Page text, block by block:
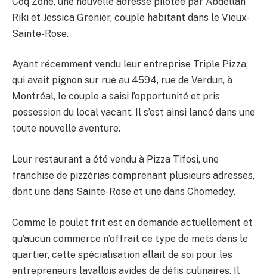
Riki et Jessica Grenier, couple habitant dans le Vieux-
Sainte-Rose.
Ayant récemment vendu leur entreprise Triple Pizza,
qui avait pignon sur rue au 4594, rue de Verdun, à
Montréal, le couple a saisi l’opportunité et pris
possession du local vacant. Il s’est ainsi lancé dans une
toute nouvelle aventure.
Leur restaurant a été vendu à Pizza Tifosi, une
franchise de pizzérias comprenant plusieurs adresses,
dont une dans Sainte-Rose et une dans Chomedey.
Comme le poulet frit est en demande actuellement et
qu’aucun commerce n’offrait ce type de mets dans le
quartier, cette spécialisation allait de soi pour les
entrepreneurs lavallois avides de défis culinaires. Il